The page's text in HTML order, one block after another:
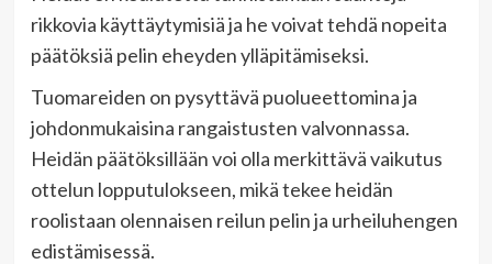
rikkovia käyttäytymisiä ja he voivat tehdä nopeita
päätöksiä pelin eheyden ylläpitämiseksi.
Tuomareiden on pysyttävä puolueettomina ja
johdonmukaisina rangaistusten valvonnassa.
Heidän päätöksillään voi olla merkittävä vaikutus
ottelun lopputulokseen, mikä tekee heidän
roolistaan olennaisen reilun pelin ja urheiluhengen
edistämisessä.